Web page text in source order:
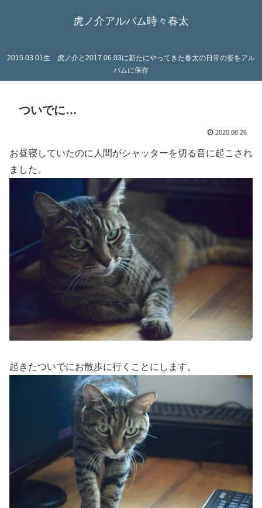
虎ノ介アルバム時々春太
2015.03.01生 虎ノ介と2017.06.03に新たにやってきた春太の日常の姿をアル
バムに保存
ついでに…
2020.08.26
お昼寝していたのに人間がシャッターを切る音に起こされ
ました。
起きたついでにお散歩に行くことにします。